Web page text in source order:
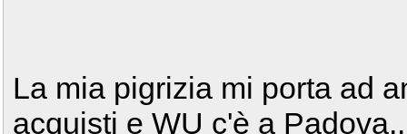
La mia pigrizia mi porta ad
acquisti e WU c'è a